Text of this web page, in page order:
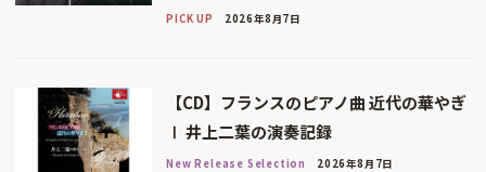
PICK UP 2026年8月7日
【CD】フランスのピアノ曲 近代の華やぎ
Ⅰ 井上二葉の演奏記録
New Release Selection 2026年8月7日